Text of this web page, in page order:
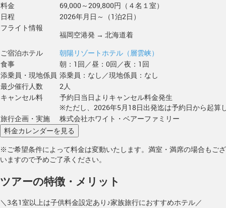
料金
69,000～209,800円（４名１室）
日程
2026年月日～（1泊2日）
フライト情報
福岡空港発 → 北海道着
ご宿泊ホテル
朝陽リゾートホテル（層雲峡）
食事
朝：1回／昼：0回／夜：1回
添乗員・現地係員 添乗員：なし／現地係員：なし
最少催行人数
2人
キャンセル料
予約日当日よりキャンセル料金発生
※ただし、2026年5月18日出発迄は予約日から起算
旅行企画・実施
株式会社ホワイト・ベアーファミリー
※ご希望条件によって料金は変動いたします。満室・満席の場合もござ
いますので予めご了承ください。
ツアーの特徴・メリット
＼3名1室以上は子供料金設定あり♪家族旅行におすすめホテル／